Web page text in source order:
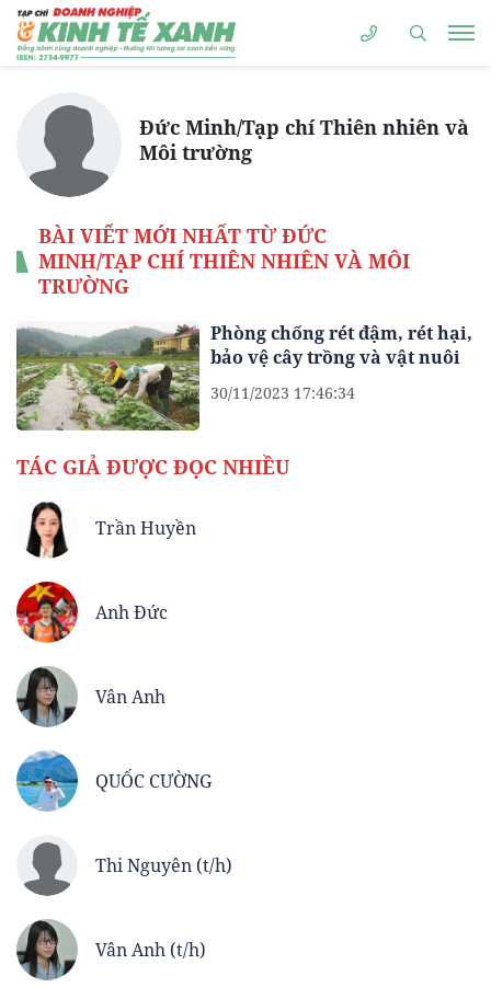
Đức Minh/Tạp chí Thiên nhiên và
Môi trường
BÀI VIẾT MỚI NHẤT TỪ ĐỨC
MINH/TẠP CHÍ THIÊN NHIÊN VÀ MÔI
TRƯỜNG
Phòng chống rét đậm, rét hại,
bảo vệ cây trồng và vật nuôi
30/11/2023 17:46:34
TÁC GIẢ ĐƯỢC ĐỌC NHIỀU
Trần Huyền
Anh Đức
Vân Anh
QUỐC CƯỜNG
Thi Nguyên (t/h)
Vân Anh (t/h)